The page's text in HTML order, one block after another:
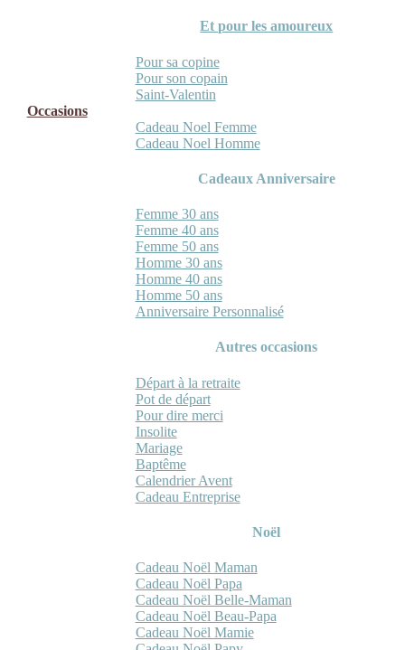
Et pour les amoureux
Pour sa copine
Pour son copain
Saint-Valentin
Occasions
Cadeau Noel Femme
Cadeau Noel Homme
Cadeaux Anniversaire
Femme 30 ans
Femme 40 ans
Femme 50 ans
Homme 30 ans
Homme 40 ans
Homme 50 ans
Anniversaire Personnalisé
Autres occasions
Départ à la retraite
Pot de départ
Pour dire merci
Insolite
Mariage
Baptême
Calendrier Avent
Cadeau Entreprise
Noël
Cadeau Noël Maman
Cadeau Noël Papa
Cadeau Noël Belle-Maman
Cadeau Noël Beau-Papa
Cadeau Noël Mamie